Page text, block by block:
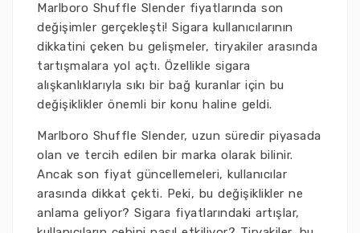
Marlboro Shuffle Slender fiyatlarında son
değişimler gerçekleşti! Sigara kullanıcılarının
dikkatini çeken bu gelişmeler, tiryakiler arasında
tartışmalara yol açtı. Özellikle sigara
alışkanlıklarıyla sıkı bir bağ kuranlar için bu
değişiklikler önemli bir konu haline geldi.
Marlboro Shuffle Slender, uzun süredir piyasada
olan ve tercih edilen bir marka olarak bilinir.
Ancak son fiyat güncellemeleri, kullanıcılar
arasında dikkat çekti. Peki, bu değişiklikler ne
anlama geliyor? Sigara fiyatlarındaki artışlar,